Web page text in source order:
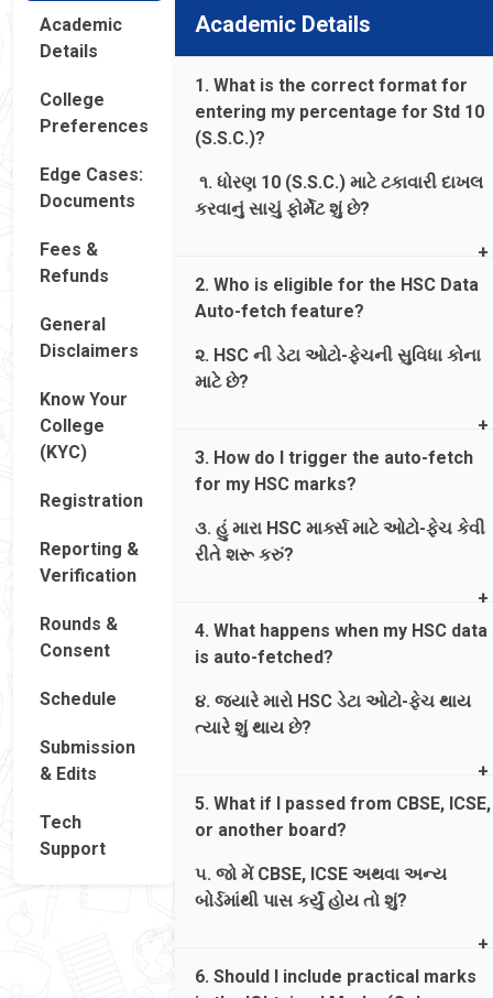
Academic
Details
College
Preferences
Edge Cases:
Documents
Fees &
Refunds
General
Disclaimers
Know Your
College
(KYC)
Registration
Reporting &
Verification
Rounds &
Consent
Schedule
Submission
& Edits
Tech
Support
Academic Details
1. What is the correct format for
entering my percentage for Std 10
(S.S.C.)?
૧. ધોરણ 10 (S.S.C.) માટે ટકાવારી દાખલ
કરવાનું સાચું ફોર્મેટ શું છે?
obtained as per your Class 10
marksheet. Do not write percentiles or
grade points; only the percentage
is required.
પર્સેન્ટાઈલ અથવા ગ્રેડ લખશો નહીં; માત્ર
ટકાવારી જરૂરી છે.
2. Who is eligible for the HSC Data
Auto-fetch feature?
૨. HSC ની ડેટા ઓટો-ફેચની સુવિધા કોના
માટે છે?
exam from the Gujarat Board
(GS&HSEB) on their first attempt
between the academic years 2020-
2021 and 2026-27 will have their data
exam from the Gujarat Board
(GS&HSEB) on their first attempt
between the academic years 2020-
2021 and 2026-27 will have their data
3. How do I trigger the auto-fetch
for my HSC marks?
૩. હું મારા HSC માર્ક્સ માટે ઓટો-ફેચ કેવી
રીતે શરૂ કરું?
(GS&HSEB), enter your Passing Year,
Passing Month, and Seat No., and click
'Fetch Board Data'. Your marks will
populate automatically.
જવાબ. પરીક્ષા બોર્ડ (GS&HSEB) પસંદ કરો,
દાખલ કરો અને 'Fetch Board Data' પર
ક્લિક કરો.
4. What happens when my HSC data
is auto-fetched?
૪. જ્યારે મારો HSC ડેટા ઓટો-ફેચ થાય
ત્યારે શું થાય છે?
Marks (Theory & Practical), Total
Marks, and subject-wise details will
populate automatically in a non-
editable mode.
નોન-એડિટેબલ મોડમાં આપમેળે ભરાઈ
5. What if I passed from CBSE, ICSE,
or another board?
૫. જો મેં CBSE, ICSE અથવા અન્ય
બોર્ડમાંથી પાસ કર્યું હોય તો શું?
information manually. Select your
6. Should I include practical marks